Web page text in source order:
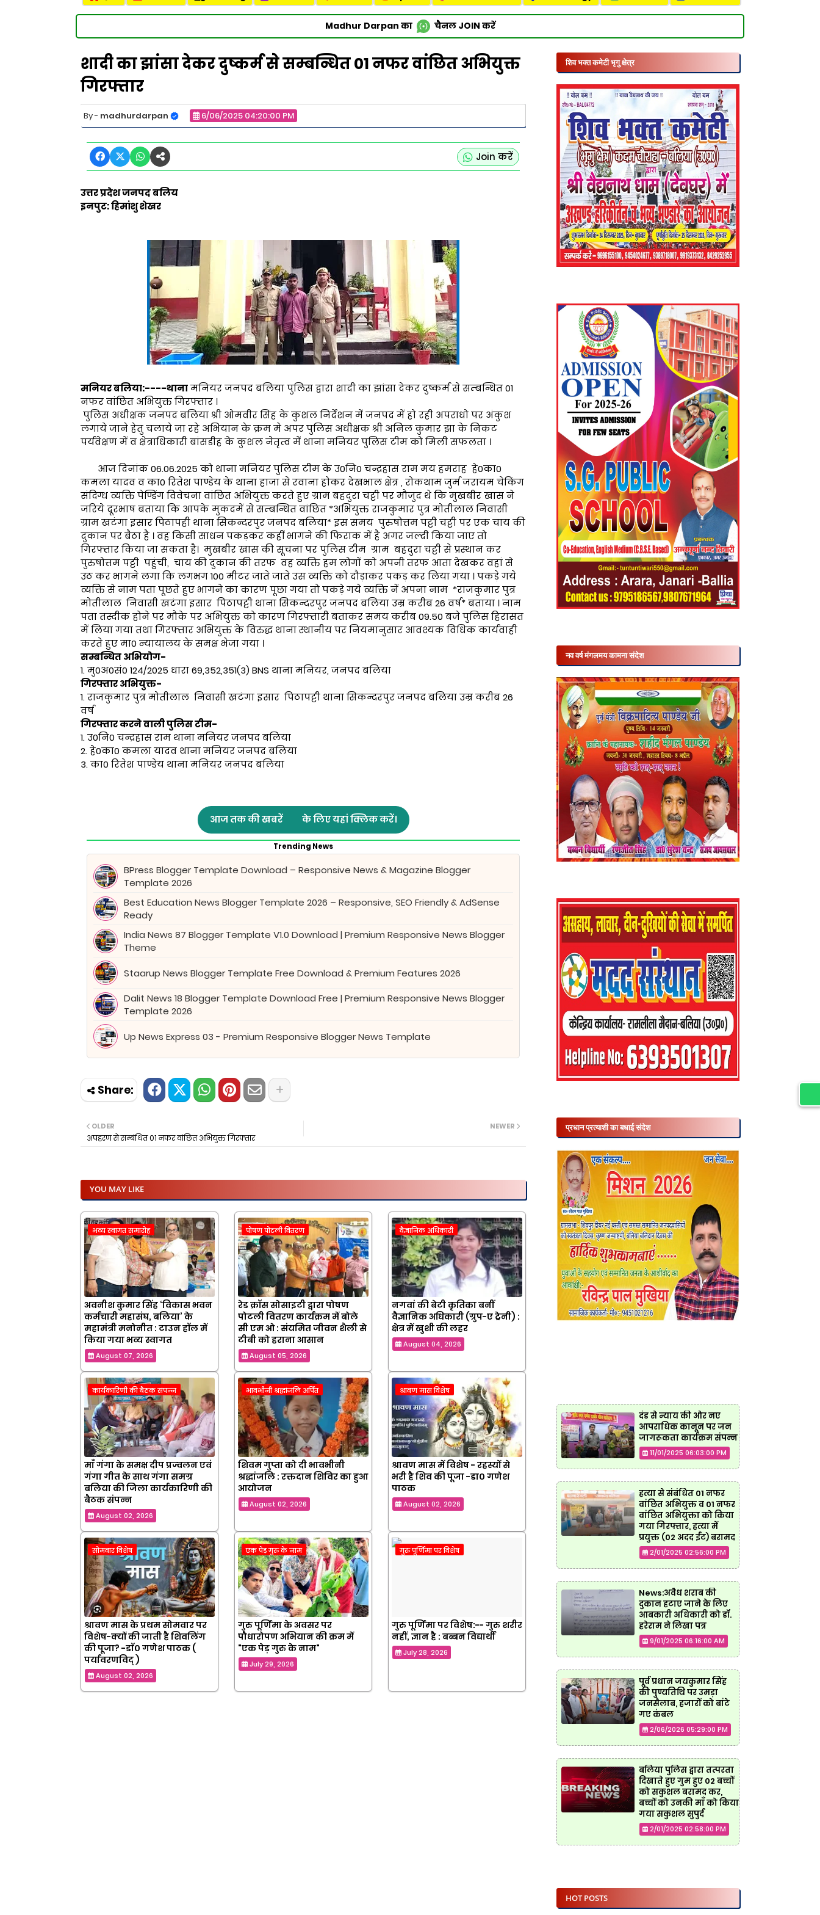
Madhur Darpan का चैनल JOIN करें
शादी का झांसा देकर दुष्कर्म से सम्बन्धित 01 नफर वांछित अभियुक्त
गिरफ्तार
madhurdarpan 6/06/2025 04:20:00 PM
Join करें
उत्तर प्रदेश जनपद बलिय
इनपुट: हिमांशु शेखर
मनियर बलिया:----थानामनियर जनपद बलिया पुलिस द्वारा शादी का झांसा देकर दुष्कर्म से सम्बन्धित 01
नफर वांछित अभियुक्त गिरफ्तार ।
पुलिस अधीक्षक जनपद बलिया श्री ओमवीर सिंह के कुशल निर्देशन में जनपद में हो रही अपराधो पर अंकुश
लगाये जाने हेतु चलाये जा रहे अभियान के क्रम मे अपर पुलिस अधीक्षक श्री अनिल कुमार झा के निकट
पर्यवेक्षण में व क्षेत्राधिकारी बांसडीह के कुशल नेतृत्व में थाना मनियर पुलिस टीम को मिली सफलता ।
आज दिनांक 06.06.2025 को थाना मनियर पुलिस टीम के उ0नि0 चन्द्रहास राम मय हमराह हे0का0
कमला यादव व का0 रितेश पाण्डेय के थाना हाजा से रवाना होकर देखभाल क्षेत्र , रोकथाम जुर्म जरायम चेकिंग
संदिग्ध व्यक्ति पेण्डिंग विवेचना वांछित अभियुक्त करते हुए ग्राम बहदुरा चट्टी पर मौजुद थे कि मुखबीर खास ने
जरिये दूरभाष बताया कि आपके मुकदमें से सम्बन्धित वांछित *अभियुक्त राजकुमार पुत्र मोतीलाल निवासी
ग्राम खटंगा इसार पिठापही थाना सिकन्दरपुर जनपद बलिया* इस समय पुरुषोत्तम पट्टी चट्टी पर एक चाय की
दुकान पर बैठा है । वह किसी साधन पकड़कर कहीं भागने की फिराक में है अगर जल्दी किया जाए तो
गिरफ्तार किया जा सकता है। मुखबीर खास की सूचना पर पुलिस टीम ग्राम बहदुरा चट्टी से प्रस्थान कर
पुरुषोत्तम पट्टी पहुंची, चाय की दुकान की तरफ वह व्यक्ति हम लोगों को अपनी तरफ आता देखकर वहां से
उठ कर भागने लगा कि लगभग 100 मीटर जाते जाते उस व्यक्ति को दौड़ाकर पकड़ कर लिया गया । पकड़े गये
व्यक्ति से नाम पता पूछते हुए भागने का कारण पूछा गया तो पकड़े गये व्यक्ति नें अपना नाम *राजकुमार पुत्र
मोतीलाल निवासी खटंगा इसार पिठापट्टी थाना सिकन्दरपुर जनपद बलिया उम्र करीब 26 वर्ष* बताया । नाम
पता तस्दीक होने पर मौके पर अभियुक्त को कारण गिरफ्तारी बताकर समय करीब 09.50 बजे पुलिस हिरासत
में लिया गया तथा गिरफ्तार अभियुक्त के विरुद्ध थाना स्थानीय पर नियमानुसार आवश्यक विधिक कार्यवाही
करते हुए मा0 न्यायालय के समक्ष भेजा गया ।
सम्बन्धित अभियोग-
1. मु0अ0सं0 124/2025 धारा 69,352,351(3) BNS थाना मनियर, जनपद बलिया
गिरफ्तार अभियुक्त-
1. राजकुमार पुत्र मोतीलाल निवासी खटंगा इसार पिठापट्टी थाना सिकन्दरपुर जनपद बलिया उम्र करीब 26
वर्ष
गिरफ्तार करने वाली पुलिस टीम-
1. उ0नि0 चन्द्रहास राम थाना मनियर जनपद बलिया
2. हे0का0 कमला यादव थाना मनियर जनपद बलिया
3. का0 रितेश पाण्डेय थाना मनियर जनपद बलिया
आज तक की खबरें के लिए यहां क्लिक करें।
Trending News
BPress Blogger Template Download – Responsive News & Magazine Blogger
Template 2026
Best Education News Blogger Template 2026 – Responsive, SEO Friendly & AdSense
Ready
India News 87 Blogger Template V1.0 Download | Premium Responsive News Blogger
Theme
Staarup News Blogger Template Free Download & Premium Features 2026
Dalit News 18 Blogger Template Download Free | Premium Responsive News Blogger
Template 2026
Up News Express 03 - Premium Responsive Blogger News Template
NEWER
OLDER
अपहरण से सम्बंधित 01 नफर वांछित अभियुक्त गिरफ्तार
YOU MAY LIKE
भव्य स्वागत समारोह
अवनीश कुमार सिंह ‘विकास भवन
कर्मचारी महासंघ, बलिया’ के
महामंत्री मनोनीत : टाउन हॉल में
किया गया भव्य स्वागत
August 07, 2026
पोषण पोटली वितरण
रेड क्रॉस सोसाइटी द्वारा पोषण
पोटली वितरण कार्यक्रम में बोले
सी एम ओ : संयमित जीवन शैली से
टीबी को हराना आसान
August 05, 2026
वैज्ञानिक अधिकारी
नगवां की बेटी कृतिका बनीं
वैज्ञानिक अधिकारी (ग्रुप-ए ट्रेनी) :
क्षेत्र में खुशी की लहर
August 04, 2026
कार्यकारिणी की बैठक संपन्न
माँ गंगा के समक्ष दीप प्रज्वलन एवं
गंगा गीत के साथ गंगा समग्र
बलिया की जिला कार्यकारिणी की
बैठक संपन्न
August 02, 2026
भावभीनी श्रद्धांजलि अर्पित
शिवम गुप्ता को दी भावभीनी
श्रद्धांजलि : रक्तदान शिविर का हुआ
आयोजन
August 02, 2026
श्रावण मास विशेष
श्रावण मास में विशेष - रहस्यों से
भरी है शिव की पूजा -डा० गणेश
पाठक
August 02, 2026
सोमवार विशेष
श्रावण मास के प्रथम सोमवार पर
विशेष-क्यों की जाती है शिवलिंग
की पूजा? -डाॅ० गणेश पाठक (
पर्यावरणविद् )
August 02, 2026
एक पेड़ गुरु के नाम
गुरु पूर्णिमा के अवसर पर
पौधारोपण अभियान की क्रम में
"एक पेड़ गुरु के नाम"
July 29, 2026
गुरु पूर्णिमा पर विशेष
गुरु पूर्णिमा पर विशेष:-- गुरु शरीर
नहीं, ज्ञान है : बब्बन विद्यार्थी
July 28, 2026
शिव भक्त कमेटी भृगु क्षेत्र
नव वर्ष मंगलमय कामना संदेश
प्रधान प्रत्याशी का बधाई संदेश
दंड से न्याय की ओर नए
आपराधिक कानून पर जन
जागरूकता कार्यक्रम संपन्न
11/01/2025 06:03:00 PM
हत्या से संबंधित 01 नफर
वांछित अभियुक्त व 01 नफर
वांछित अभियुक्ता को किया
गया गिरफ्तार, हत्या में
प्रयुक्त (02 अदद ईंट) बरामद
2/01/2025 02:56:00 PM
News:अवैध शराब की
दुकान हटाए जाने के लिए
आबकारी अधिकारी को डॉ.
हरेराम ने लिखा पत्र
9/01/2025 06:16:00 AM
पूर्व प्रधान जयकुमार सिंह
की पुण्यतिथि पर उमड़ा
जनसैलाब, हजारों को बांटे
गए कंबल
2/06/2026 05:29:00 PM
बलिया पुलिस द्वारा तत्परता
दिखाते हुए गुम हुए 02 बच्चों
को सकुशल बरामद कर,
बच्चों को उनकी माँ को किया
गया सकुशल सुपुर्द
2/01/2025 02:58:00 PM
HOT POSTS